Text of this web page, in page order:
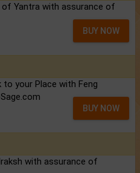
of Yantra with assurance of
BUY NOW
to your Place with Feng
BUY NOW
with assurance of